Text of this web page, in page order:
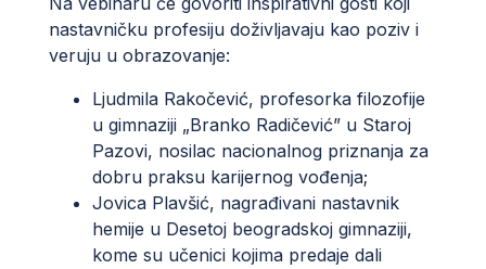
nastavničku profesiju doživljavaju kao poziv i
veruju u obrazovanje:
Ljudmila Rakočević, profesorka filozofije
u gimnaziji „Branko Radičević” u Staroj
Pazovi, nosilac nacionalnog priznanja za
dobru praksu karijernog vođenja;
Jovica Plavšić, nagrađivani nastavnik
hemije u Desetoj beogradskoj gimnaziji,
kome su učenici kojima predaje dali